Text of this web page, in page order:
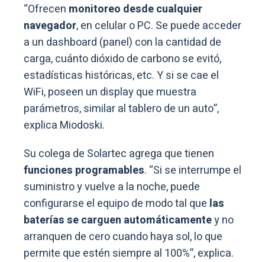
“Ofrecen monitoreo desde cualquier
navegador, en celular o PC. Se puede acceder
a un dashboard (panel) con la cantidad de
carga, cuánto dióxido de carbono se evitó,
estadísticas históricas, etc. Y si se cae el
WiFi, poseen un display que muestra
parámetros, similar al tablero de un auto”,
explica Miodoski.
Su colega de Solartec agrega que tienen
funciones programables. “Si se interrumpe el
suministro y vuelve a la noche, puede
configurarse el equipo de modo tal que las
baterías se carguen automáticamentey no
arranquen de cero cuando haya sol, lo que
permite que estén siempre al 100%”, explica.